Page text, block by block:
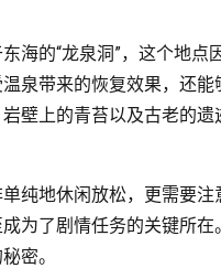
海的“龙泉洞”，这个地
泉带来的恢复效果，还
壁上的青苔以及古老的遗
纯地休闲放松，更需要
为了剧情任务的关键所
密。